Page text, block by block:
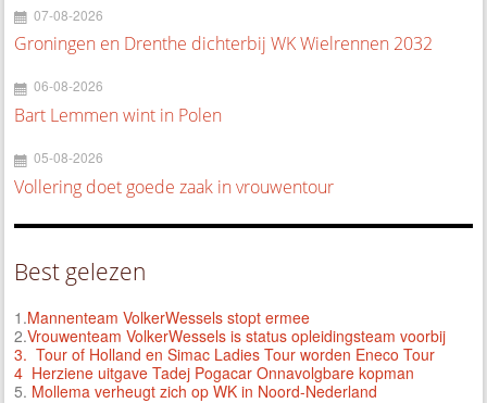
07-08-2026
Groningen en Drenthe dichterbij WK Wielrennen 2032
06-08-2026
Bart Lemmen wint in Polen
05-08-2026
Vollering doet goede zaak in vrouwentour
Best gelezen
1.Mannenteam VolkerWessels stopt ermee
2.Vrouwenteam VolkerWessels is status opleidingsteam voorbij
3. Tour of Holland en Simac Ladies Tour worden Eneco Tour
4 Herziene uitgave Tadej Pogacar Onnavolgbare kopman
5. Mollema verheugt zich op WK in Noord-Nederland